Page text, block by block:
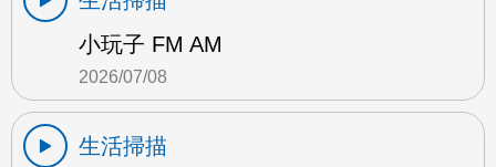
小玩子 FM AM
2026/07/08
生活掃描